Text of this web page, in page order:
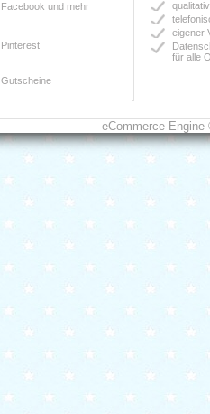
Facebook und mehr
Pinterest
Gutscheine
eigener
für alle
eCommerce